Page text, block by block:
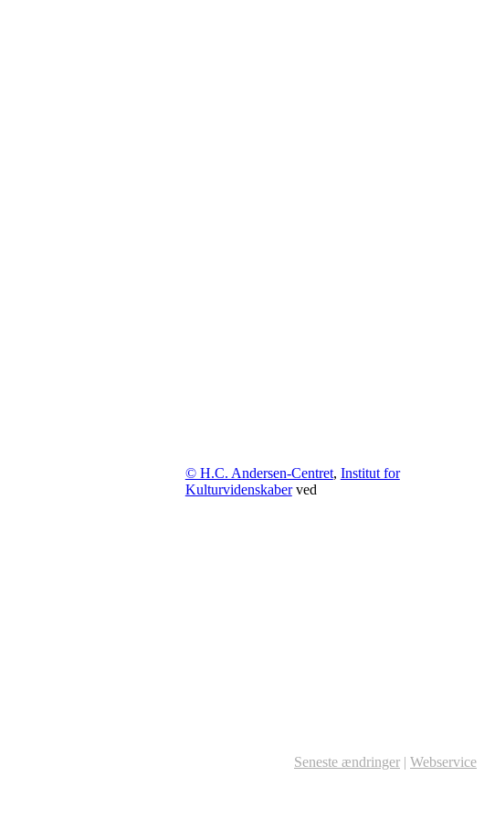
© H.C. Andersen-Centret, Institut for
Kulturvidenskaberved
Seneste ændringer | Webservice